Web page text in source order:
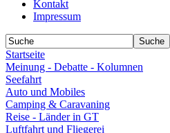
Kontakt
Impressum
Startseite
Meinung - Debatte - Kolumnen
Seefahrt
Auto und Mobiles
Camping & Caravaning
Reise - Länder in GT
Luftfahrt und Fliegerei